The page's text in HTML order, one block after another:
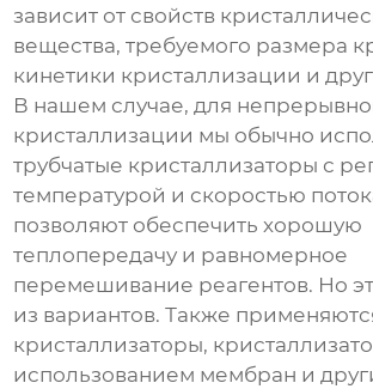
зависит от свойств
вещества, требуемого размера
кинетики кристаллизации и
В нашем случае, для
кристаллизации мы обычно
трубчатые кристаллизаторы с
температурой и скоростью
позволяют обеспечить хорошую
теплопередачу и равномерное
перемешивание реагентов. Но
из вариантов. Также
кристаллизаторы,
использованием мембран и